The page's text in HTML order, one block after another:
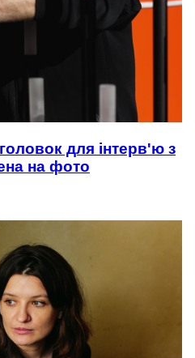
для інтерв'ю з
на фото